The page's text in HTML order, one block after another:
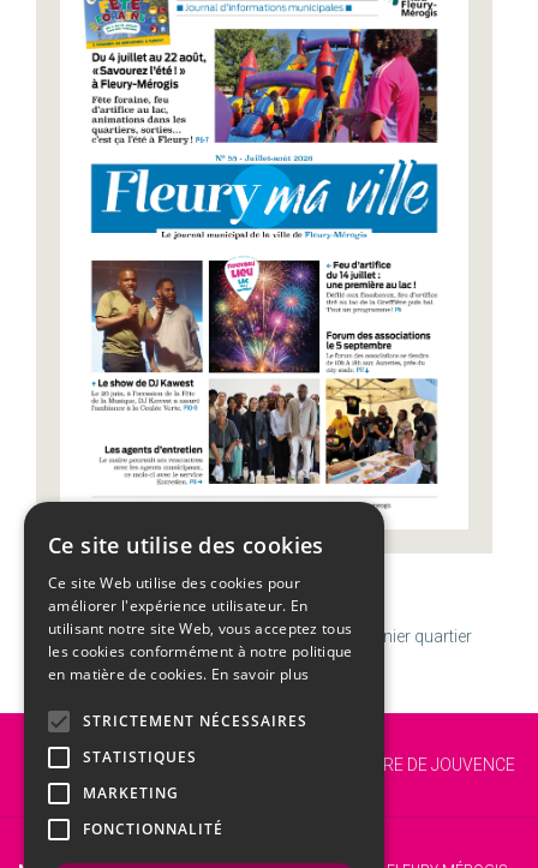
CALENDRIER
Jeudi06AoûtSemaine 32 | TransfigurationT Dernier quartier
FORET RÉGIONALE DE SAINT-EUTROPE | CURE DE JOUVENCE
POUR LES MARES FORESTIÈRES !
Ce site utilise des cookies
Ce site Web utilise des cookies pour
améliorer l'expérience utilisateur. En
utilisant notre site Web, vous acceptez tous
les cookies conformément à notre politique
en matière de cookies. En savoir plus
STRICTEMENT NÉCESSAIRES
STATISTIQUES
MARKETING
FONCTIONNALITÉ